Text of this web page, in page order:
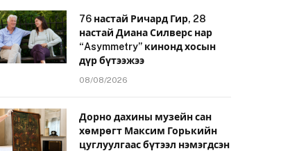
76 настай Ричард Гир, 28
настай Диана Силверс нар
“Asymmetry” кинонд хосын
дүр бүтээжээ
08/08/2026
Дорно дахины музейн сан
хөмрөгт Максим Горькийн
цуглуулгаас бүтээл нэмэгдсэн